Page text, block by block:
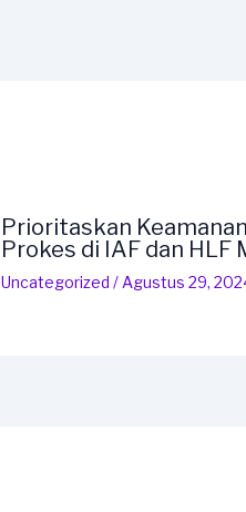
Prioritaskan
Prokes di IAF dan HLF
Uncategorized / Agustus 29,